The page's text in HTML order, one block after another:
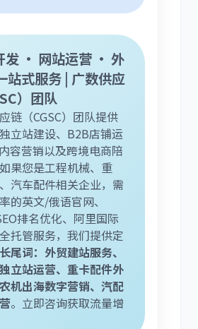
发 · 网站运营 · 外
站式服务 | 广数供应
）团队
链（CGSC）团队提供
立站建设、B2B店铺运
容营销以及跨境电商陪
果您是工程机械、重
汽车配件相关企业，需
的英文/俄语官网、
排名优化、阿里国际
托管服务，我们提供定
长尾词：外贸建站服务、
立站运营、重卡配件外
机出海数字营销、汽配
。立即咨询获取流量增